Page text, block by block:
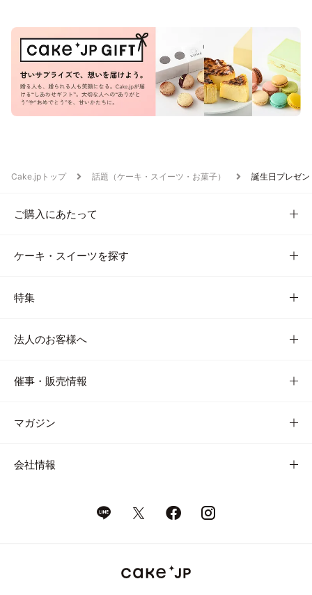
Cake.jpトップ 話題（ケーキ・スイーツ・お菓子） 誕生日プレゼ
ご購入にあたって
ケーキ・スイーツを探す
特集
法人のお客様へ
催事・販売情報
マガジン
会社情報